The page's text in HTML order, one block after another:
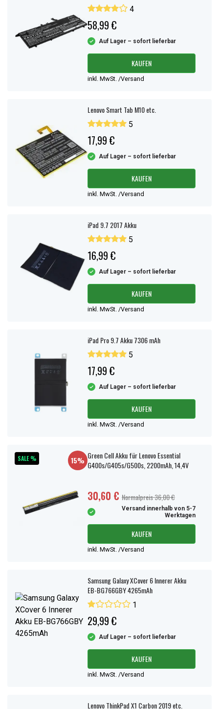
4
58,99 €
Auf Lager – sofort lieferbar
KAUFEN
inkl. MwSt. /Versand
Lenovo Smart Tab M10 etc.
5
17,99 €
Auf Lager – sofort lieferbar
KAUFEN
inkl. MwSt. /Versand
iPad 9.7 2017 Akku
5
16,99 €
Auf Lager – sofort lieferbar
KAUFEN
inkl. MwSt. /Versand
iPad Pro 9.7 Akku 7306 mAh
5
17,99 €
Auf Lager – sofort lieferbar
KAUFEN
inkl. MwSt. /Versand
SALE % 15% Green Cell Akku für Lenovo Essential
G400s/G405s/G500s, 2200mAh, 14,4V
30,60 € Normalpreis 36,00 €
Versand innerhalb von 5-7
Werktagen
KAUFEN
inkl. MwSt. /Versand
Samsung Galaxy XCover 6 Innerer Akku
EB-BG766GBY 4265mAh
1
29,99 €
Auf Lager – sofort lieferbar
KAUFEN
inkl. MwSt. /Versand
Lenovo ThinkPad X1 Carbon 2019 etc.